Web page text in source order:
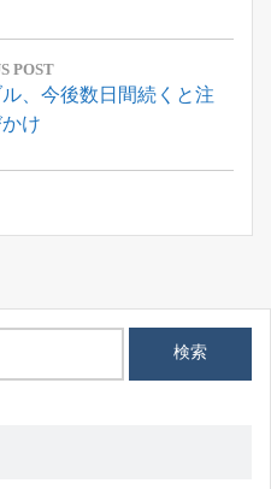
POST
、今後数日間続くと注
け